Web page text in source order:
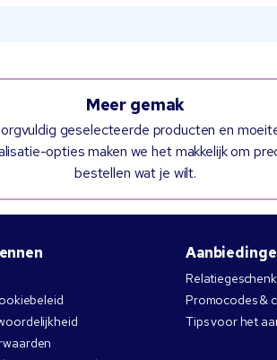
Meer gemak
geselecteerde producten en
opties maken we het makkelijk om
bestellen wat je wilt.
Promocodes &
Tips voor het